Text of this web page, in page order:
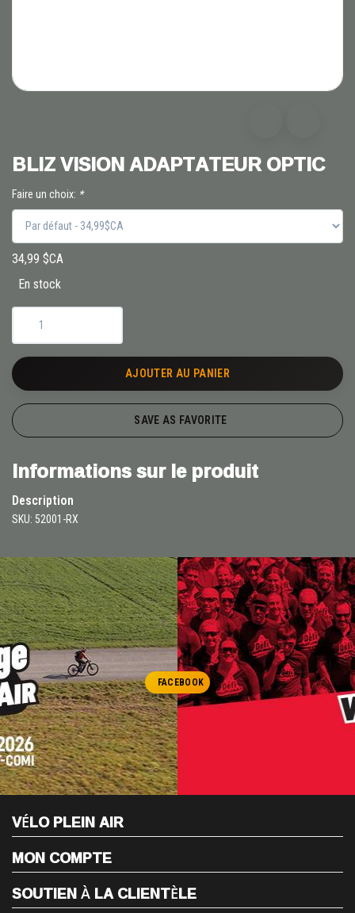
BLIZ VISION ADAPTATEUR OPTIC
Faire un choix: *
34,99 $CA
En stock
AJOUTER AU PANIER
SAVE AS FAVORITE
Informations sur le produit
Description
SKU: 52001-RX
FACEBOOK
VÉLO PLEIN AIR
MON COMPTE
SOUTIEN À LA CLIENTÈLE